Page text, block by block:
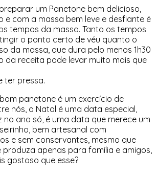
um Panetone bem delicioso,
e com a massa bem leve e desfiante é
tempos da massa. Tanto os tempos
o ponto certo de véu quanto o
da massa, que dura pelo menos 1h30
da receita pode levar muito mais que
ter pressa.
panetone é um exercício de
nós, o Natal é uma data especial,
no ano só, é uma data que merece um
bem artesanal com
e sem conservantes, mesmo que
produza apenas para família e amigos,
gostoso que esse?